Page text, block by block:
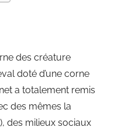
des créature
doté d’une corne
a totalement remis
des mêmes la
des milieux sociaux